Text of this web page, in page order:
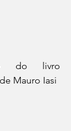
do livro
Mauro Iasi